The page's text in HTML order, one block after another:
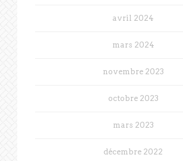
avril 2024
mars 2024
novembre 2023
octobre 2023
mars 2023
décembre 2022